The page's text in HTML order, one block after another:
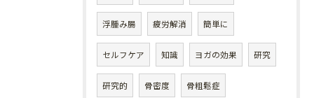
浮腫み腸 疲労解消 簡単に
セルフケア 知識 ヨガの効果 研究
研究的 骨密度 骨粗鬆症